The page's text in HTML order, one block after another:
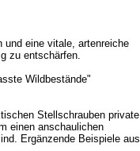
und eine vitale, artenreiche
zu entschärfen.
Wildbestände"
Stellschrauben private
einen anschaulichen
Ergänzende Beispiele aus